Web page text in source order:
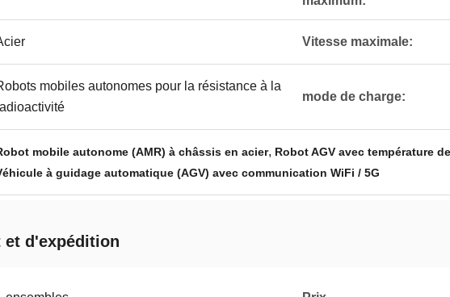
Vitesse maximale:
mobiles autonomes pour la résistance à la
mode de charge:
mobile autonome (AMR) à châssis en acier, Robot AGV avec température
à guidage automatique (AGV) avec communication WiFi / 5G
et d'expédition